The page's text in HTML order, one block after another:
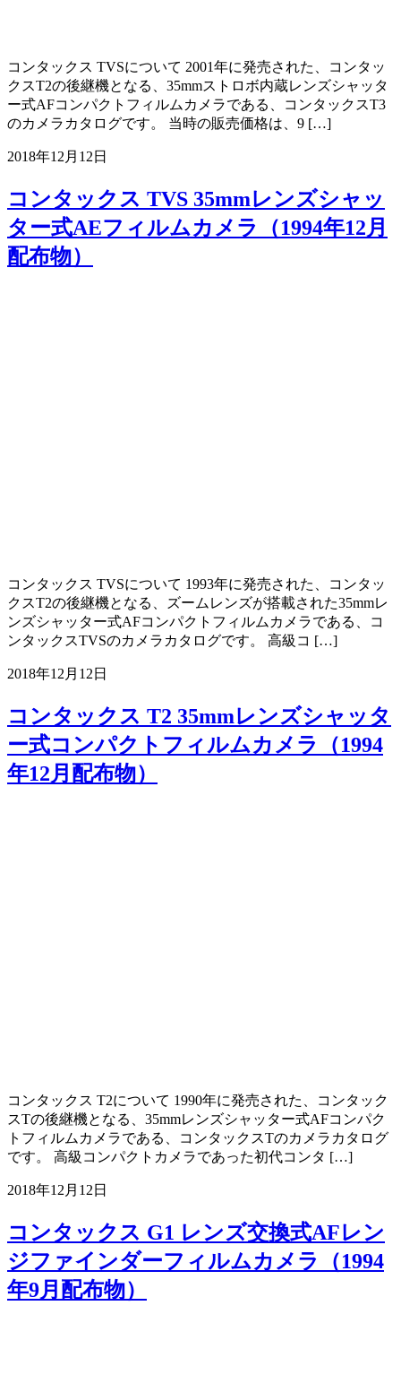
コンタックス TVSについて 2001年に発売された、コンタッ
クスT2の後継機となる、35mmストロボ内蔵レンズシャッタ
ー式AFコンパクトフィルムカメラである、コンタックスT3
のカメラカタログです。 当時の販売価格は、9 […]
2018年12月12日
コンタックス TVS 35mmレンズシャッ
ター式AEフィルムカメラ（1994年12月
配布物）
コンタックス TVSについて 1993年に発売された、コンタッ
クスT2の後継機となる、ズームレンズが搭載された35mmレ
ンズシャッター式AFコンパクトフィルムカメラである、コ
ンタックスTVSのカメラカタログです。 高級コ […]
2018年12月12日
コンタックス T2 35mmレンズシャッタ
ー式コンパクトフィルムカメラ（1994
年12月配布物）
コンタックス T2について 1990年に発売された、コンタック
スTの後継機となる、35mmレンズシャッター式AFコンパク
トフィルムカメラである、コンタックスTのカメラカタログ
です。 高級コンパクトカメラであった初代コンタ […]
2018年12月12日
コンタックス G1 レンズ交換式AFレン
ジファインダーフィルムカメラ（1994
年9月配布物）